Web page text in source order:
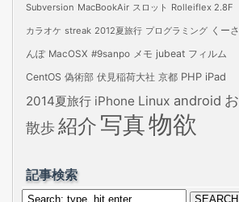
Subversion MacBookAir スロット Rolleiflex 2.8F
カラオケ streak 2012夏旅行 プログラミング くーさ
んぽ MacOSX #9sanpo メモ jubeat フィルム
CentOS 偽術部 伏見稲荷大社 京都 PHP iPad
2014夏旅行 iPhone Linux android お
散歩紹介 写真物欲
記事検索